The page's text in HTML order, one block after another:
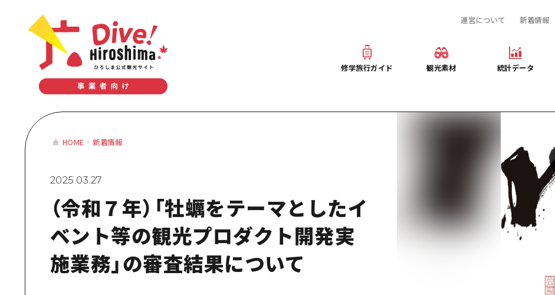
運営について 新着情報
修学旅行ガイド
提供資料のご案内
オンライン相談窓口
観光素材
旅行会社様向け観光素材
統計データ
体験型学習プログラム
オンライン相談窓口
観光素材
HOME 新着情報
2025.03.27
（令和７年）「牡蠣をテーマとしたイ
ベント等の観光プロダクト開発実
施業務」の審査結果について